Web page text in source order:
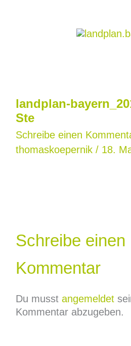
landplan-
Ste
Schreibe einen
thomaskoepernik / 18.
Schreibe einen
Kommentar
Du musst angemeldet
Kommentar abzugeben.